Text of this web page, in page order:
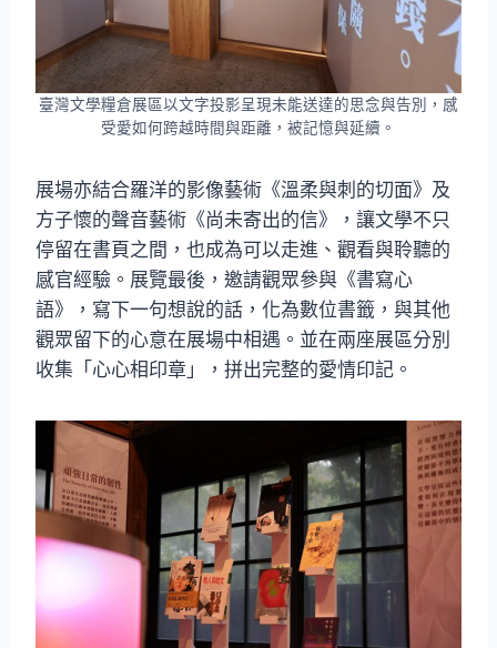
臺灣文學糧倉展區以文字投影呈現未能送達的思念與告別，感
受愛如何跨越時間與距離，被記憶與延續。
展場亦結合羅洋的影像藝術《溫柔與刺的切面》及
方子懷的聲音藝術《尚未寄出的信》，讓文學不只
停留在書頁之間，也成為可以走進、觀看與聆聽的
感官經驗。展覽最後，邀請觀眾參與《書寫心
語》，寫下一句想說的話，化為數位書籤，與其他
觀眾留下的心意在展場中相遇。並在兩座展區分別
收集「心心相印章」，拼出完整的愛情印記。